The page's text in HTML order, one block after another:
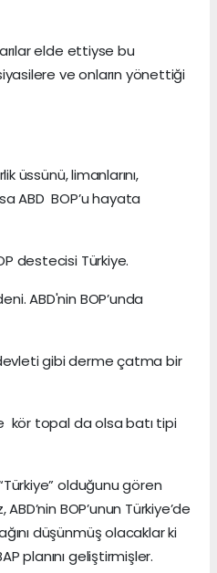
elde ettiyse bu
ve onların yönettiği
üssünü, limanlarını,
ABD BOP’u hayata
destecisi Türkiye.
ABD'nin BOP’unda
gibi derme çatma bir
kör topal da olsa batı tipi
olduğunu gören
BOP’unun Türkiye’de
düşünmüş olacaklar ki
planını geliştirmişler.